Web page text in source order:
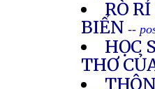
RÒ
BIỂN --
HỌC
THƠ